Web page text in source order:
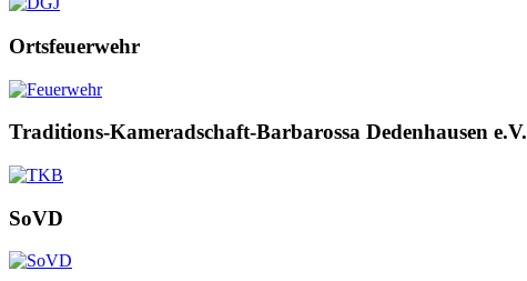
Ortsfeuerwehr
Traditions-Kameradschaft-Barbarossa Dedenhausen e.V.
SoVD